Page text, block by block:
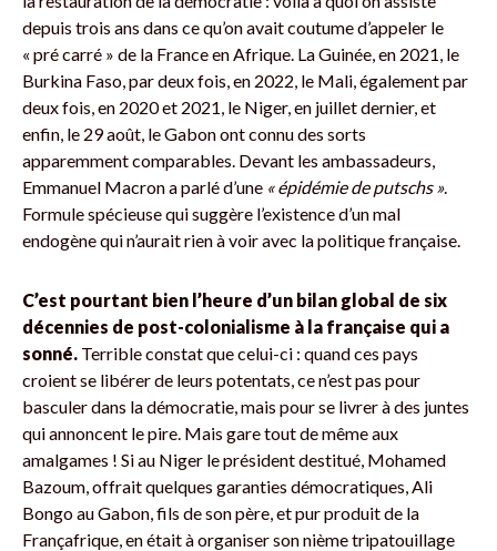
depuis trois ans dans ce qu’on avait coutume d’appeler le
« pré carré » de la France en Afrique. La Guinée, en 2021, le
Burkina Faso, par deux fois, en 2022, le Mali, également par
deux fois, en 2020 et 2021, le Niger, en juillet dernier, et
enfin, le 29 août, le Gabon ont connu des sorts
apparemment comparables. Devant les ambassadeurs,
Emmanuel Macron a parlé d’une « épidémie de putschs ».
Formule spécieuse qui suggère l’existence d’un mal
endogène qui n’aurait rien à voir avec la politique française.
C’est pourtant bien l’heure d’un bilan global de six
décennies de post-colonialisme à la française qui a
sonné. Terrible constat que celui-ci : quand ces pays
croient se libérer de leurs potentats, ce n’est pas pour
basculer dans la démocratie, mais pour se livrer à des juntes
qui annoncent le pire. Mais gare tout de même aux
amalgames ! Si au Niger le président destitué, Mohamed
Bazoum, offrait quelques garanties démocratiques, Ali
Bongo au Gabon, fils de son père, et pur produit de la
Françafrique, en était à organiser son nième tripatouillage